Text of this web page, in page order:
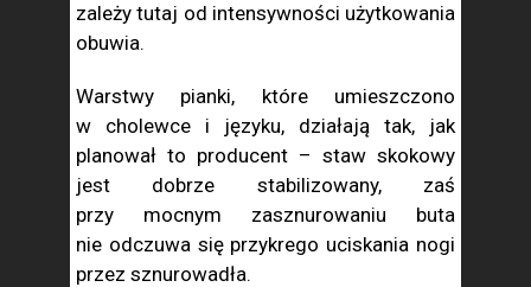
zależy tutaj od intensywności użytkowania
obuwia.
Warstwy pianki, które umieszczono
w cholewce i języku, działają tak, jak
planował to producent – staw skokowy
jest dobrze stabilizowany, zaś
przy mocnym zasznurowaniu buta
nie odczuwa się przykrego uciskania nogi
przez sznurowadła.